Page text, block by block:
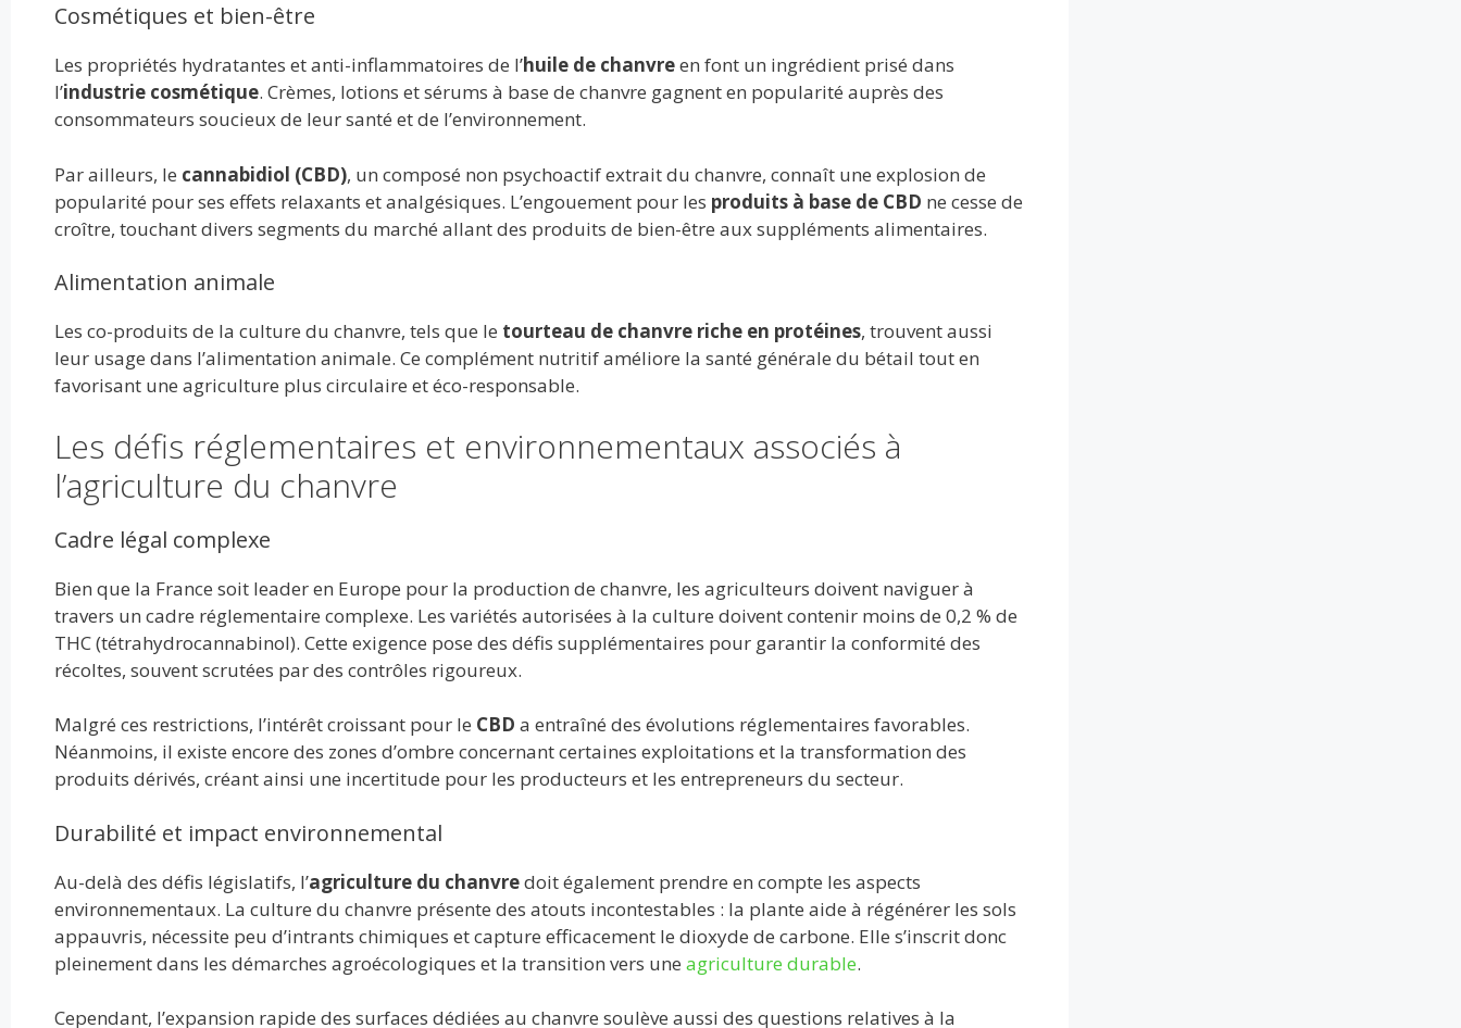
Cosmétiques et bien-être
Les propriétés hydratantes et anti-inflammatoires de l’huile de chanvreen font un ingrédient prisé dans
l’industrie cosmétique. Crèmes, lotions et sérums à base de chanvre gagnent en popularité auprès des
consommateurs soucieux de leur santé et de l’environnement.
Par ailleurs, le cannabidiol (CBD), un composé non psychoactif extrait du chanvre, connaît une explosion de
popularité pour ses effets relaxants et analgésiques. L’engouement pour les produits à base de CBD ne cesse de
croître, touchant divers segments du marché allant des produits de bien-être aux suppléments alimentaires.
Alimentation animale
Les co-produits de la culture du chanvre, tels que le tourteau de chanvre riche en protéines, trouvent aussi
leur usage dans l’alimentation animale. Ce complément nutritif améliore la santé générale du bétail tout en
favorisant une agriculture plus circulaire et éco-responsable.
Les défis réglementaires et environnementaux associés à
l’agriculture du chanvre
Cadre légal complexe
Bien que la France soit leader en Europe pour la production de chanvre, les agriculteurs doivent naviguer à
travers un cadre réglementaire complexe. Les variétés autorisées à la culture doivent contenir moins de 0,2 % de
THC (tétrahydrocannabinol). Cette exigence pose des défis supplémentaires pour garantir la conformité des
récoltes, souvent scrutées par des contrôles rigoureux.
Malgré ces restrictions, l’intérêt croissant pour le CBD a entraîné des évolutions réglementaires favorables.
Néanmoins, il existe encore des zones d’ombre concernant certaines exploitations et la transformation des
produits dérivés, créant ainsi une incertitude pour les producteurs et les entrepreneurs du secteur.
Durabilité et impact environnemental
Au-delà des défis législatifs, l’agriculture du chanvredoit également prendre en compte les aspects
environnementaux. La culture du chanvre présente des atouts incontestables : la plante aide à régénérer les sols
appauvris, nécessite peu d’intrants chimiques et capture efficacement le dioxyde de carbone. Elle s’inscrit donc
pleinement dans les démarches agroécologiques et la transition vers une agriculture durable.
Cependant, l’expansion rapide des surfaces dédiées au chanvre soulève aussi des questions relatives à la